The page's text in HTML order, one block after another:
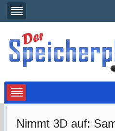
Nimmt 3D auf: